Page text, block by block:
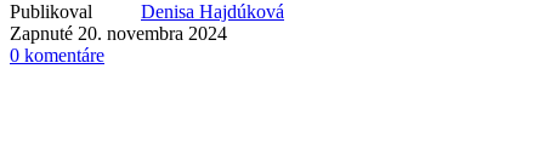
Publikoval
Denisa Hajdúková
Zapnuté 20. novembra 2024
0 komentáre